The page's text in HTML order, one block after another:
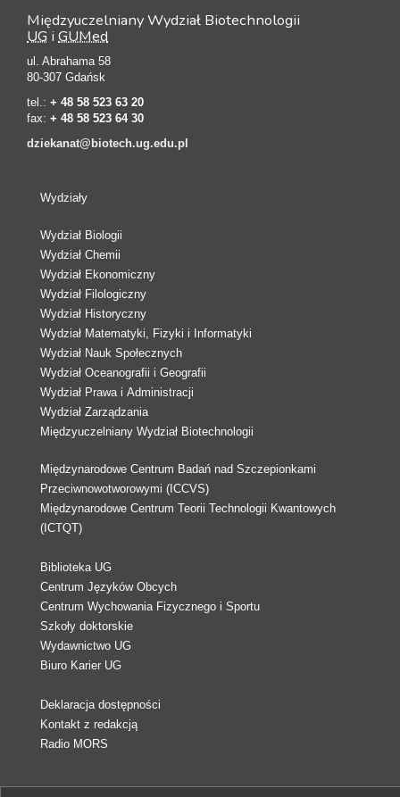
Międzyuczelniany Wydział Biotechnologii
UG i GUMed
ul. Abrahama 58
80-307 Gdańsk
tel.: + 48 58 523 63 20
fax: + 48 58 523 64 30
dziekanat@biotech.ug.edu.pl
Wydziały
Wydział Biologii
Wydział Chemii
Wydział Ekonomiczny
Wydział Filologiczny
Wydział Historyczny
Wydział Matematyki, Fizyki i Informatyki
Wydział Nauk Społecznych
Wydział Oceanografii i Geografii
Wydział Prawa i Administracji
Wydział Zarządzania
Międzyuczelniany Wydział Biotechnologii
Międzynarodowe Centrum Badań nad Szczepionkami
Przeciwnowotworowymi (ICCVS)
Międzynarodowe Centrum Teorii Technologii Kwantowych
(ICTQT)
Biblioteka UG
Centrum Języków Obcych
Centrum Wychowania Fizycznego i Sportu
Szkoły doktorskie
Wydawnictwo UG
Biuro Karier UG
Deklaracja dostępności
Kontakt z redakcją
Radio MORS